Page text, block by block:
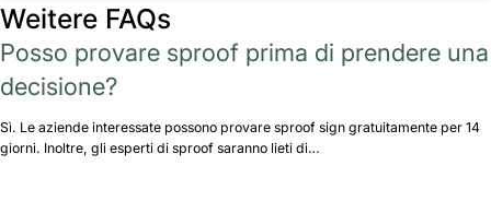
Weitere FAQs
Posso provare sproof prima di prendere una
decisione?
Sì. Le aziende interessate possono provare sproof sign gratuitamente per 14
giorni. Inoltre, gli esperti di sproof saranno lieti di…